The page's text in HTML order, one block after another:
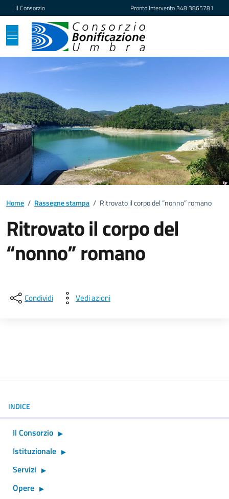
Vai ai contenuti
Vai al footer
Il Consorzio Pronto Intervento348 3865781
Home / Rassegne stampa / Ritrovato il corpo del “nonno” romano
Ritrovato il corpo del
“nonno” romano
Condividi Vedi azioni
INDICE
Il Consorzio
Istituzionale
Servizi
Opere